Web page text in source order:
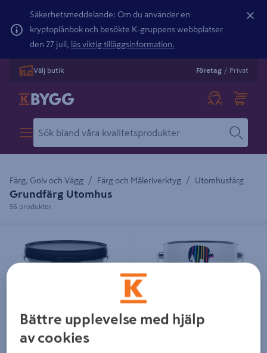
Säkerhetsmeddelande: Om du använder en
kryptoplånbok och besökte K-gruppens webbplatser
den 27 juli, läs viktig tilläggsinformation.
Välj butik Företag / Privat
Färg, Golv och Vägg Färg och Måleriverktyg Utomhusfärg
Grundfärg Utomhus
56 produkter
GRUNDFÄRG LACKNAFTABUREN
FASADGRUND CAPAROL VIT
Bättre upplevelse med hjälp
av cookies